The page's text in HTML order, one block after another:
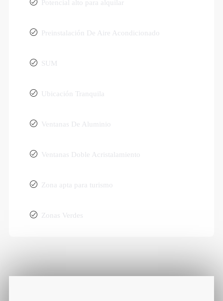
Potencial alto para alquilar
Preinstalación De Aire Acondicionado
SUM
Ubicación Tranquila
Ventanas De Aluminio
Ventanas Doble Acristalamiento
Zona apta para turismo
Zonas Verdes